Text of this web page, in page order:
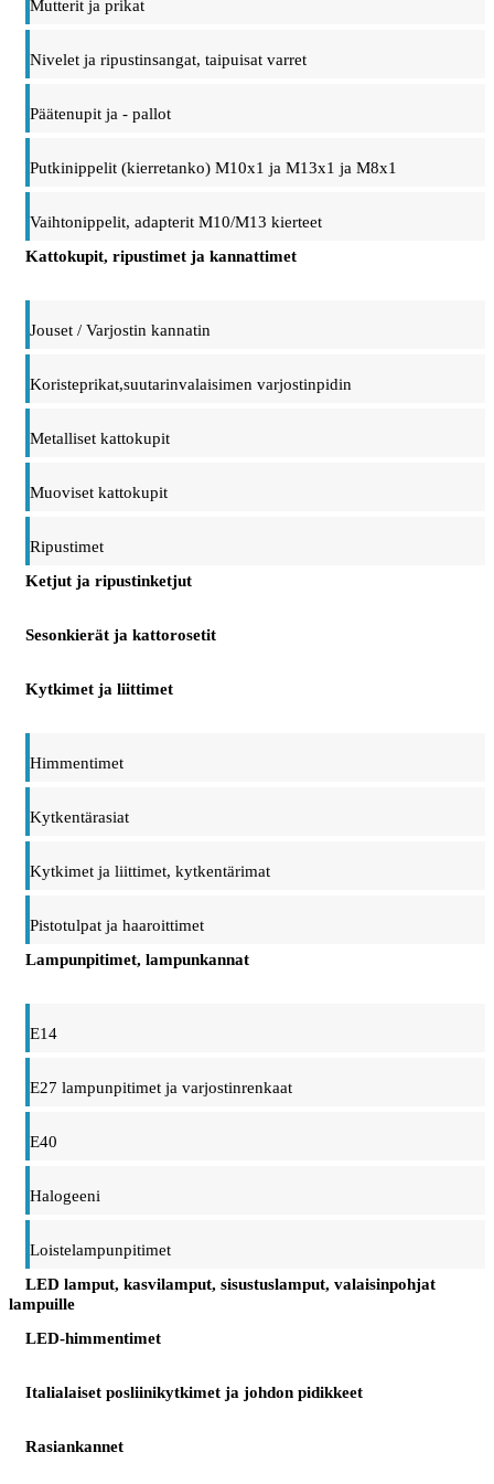
Mutterit ja prikat
Nivelet ja ripustinsangat, taipuisat varret
Päätenupit ja - pallot
Putkinippelit (kierretanko) M10x1 ja M13x1 ja M8x1
Vaihtonippelit, adapterit M10/M13 kierteet
Kattokupit, ripustimet ja kannattimet
Jouset / Varjostin kannatin
Koristeprikat,suutarinvalaisimen varjostinpidin
Metalliset kattokupit
Muoviset kattokupit
Ripustimet
Ketjut ja ripustinketjut
Sesonkierät ja kattorosetit
Kytkimet ja liittimet
Himmentimet
Kytkentärasiat
Kytkimet ja liittimet, kytkentärimat
Pistotulpat ja haaroittimet
Lampunpitimet, lampunkannat
E14
E27 lampunpitimet ja varjostinrenkaat
E40
Halogeeni
Loistelampunpitimet
LED lamput, kasvilamput, sisustuslamput, valaisinpohjat
lampuille
LED-himmentimet
Italialaiset posliinikytkimet ja johdon pidikkeet
Rasiankannet